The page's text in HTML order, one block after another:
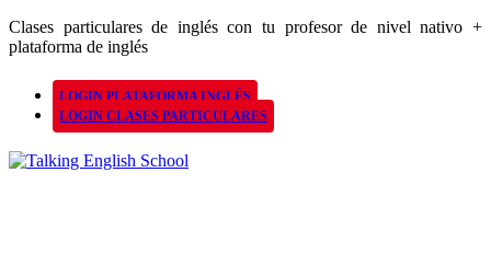
Clases particulares de inglés con tu profesor de nivel nativo +
plataforma de inglés
LOGIN PLATAFORMA INGLÉS
LOGIN CLASES PARTICULARES